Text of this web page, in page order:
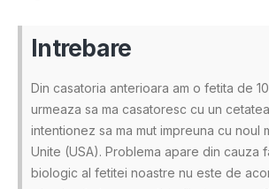
Intrebare
Din casatoria anterioara am o fetita de
urmeaza sa ma casatoresc cu un
intentionez sa ma mut impreuna cu noul
Unite (USA). Problema apare din cauza
biologic al fetitei noastre nu este de